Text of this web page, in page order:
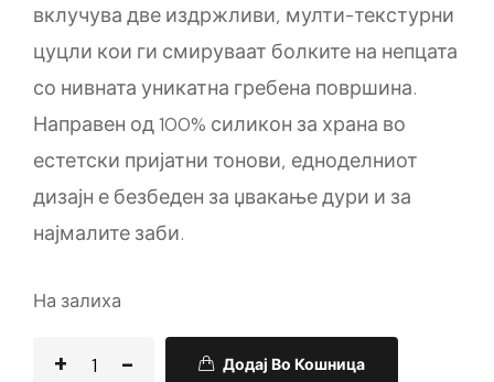
вклучува две издржливи, мулти-текстурни
цуцли кои ги смируваат болките на непцата
со нивната уникатна гребена површина.
Направен од 100% силикон за храна во
естетски пријатни тонови, едноделниот
дизајн е безбеден за џвакање дури и за
најмалите заби.
На залиха
Додај Во Кошница